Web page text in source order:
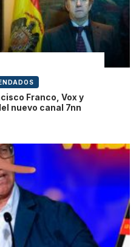
Franco, Vox y
nuevo canal 7nn